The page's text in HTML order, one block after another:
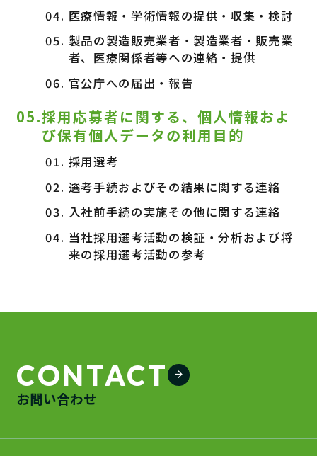
医療情報・学術情報の提供・収集・検討
製品の製造販売業者・製造業者・販売業
者、医療関係者等への連絡・提供
官公庁への届出・報告
05.採用応募者に関する、個人情報およ
び保有個人データの利用目的
採用選考
選考手続およびその結果に関する連絡
入社前手続の実施その他に関する連絡
当社採用選考活動の検証・分析および将
来の採用選考活動の参考
CONTACT arrow_forward
お問い合わせ